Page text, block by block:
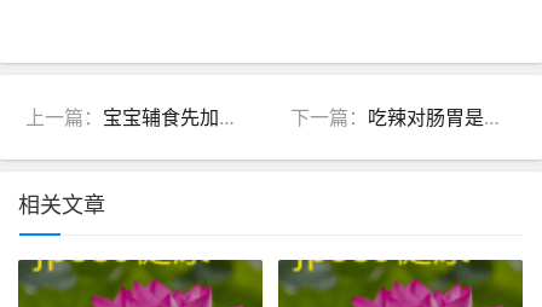
上一篇： 宝宝辅食先加什么？中医“脾胃为本”喂养顺序，防积食、养体质 下一篇： 吃辣对肠胃是好是坏？中医辨证告诉你，这样吃才养胃
相关文章